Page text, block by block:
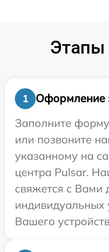
Этапы
1
Оформление
Заполните
или позвоните
указанному на
центра Pulsar.
свяжется с Вами
индивидуальных
Вашего